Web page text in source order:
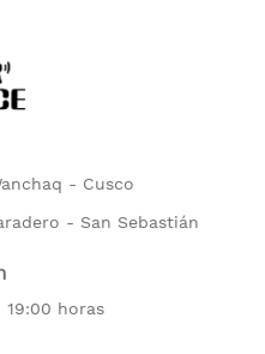
- Cusco
- San Sebastián
19:00 horas